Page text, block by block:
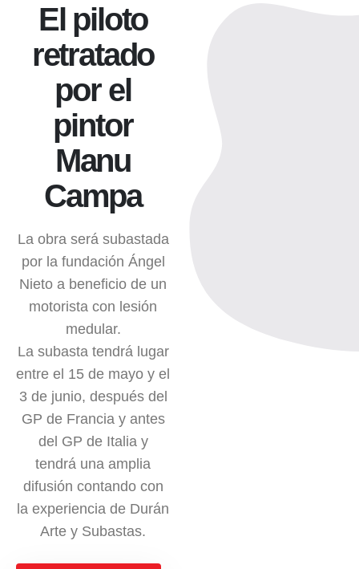
El piloto
retratado
por el
pintor
Manu
Campa
La obra será subastada
por la fundación Ángel
Nieto a beneficio de un
motorista con lesión
medular.
La subasta tendrá lugar
entre el 15 de mayo y el
3 de junio, después del
GP de Francia y antes
del GP de Italia y
tendrá una amplia
difusión contando con
la experiencia de Durán
Arte y Subastas.